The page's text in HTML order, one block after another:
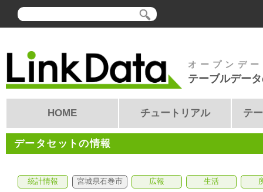
オープンデ
テーブルデー
HOME チュートリアル テ
データセットの情報
統計情報 宮城県石巻市 広報 生活